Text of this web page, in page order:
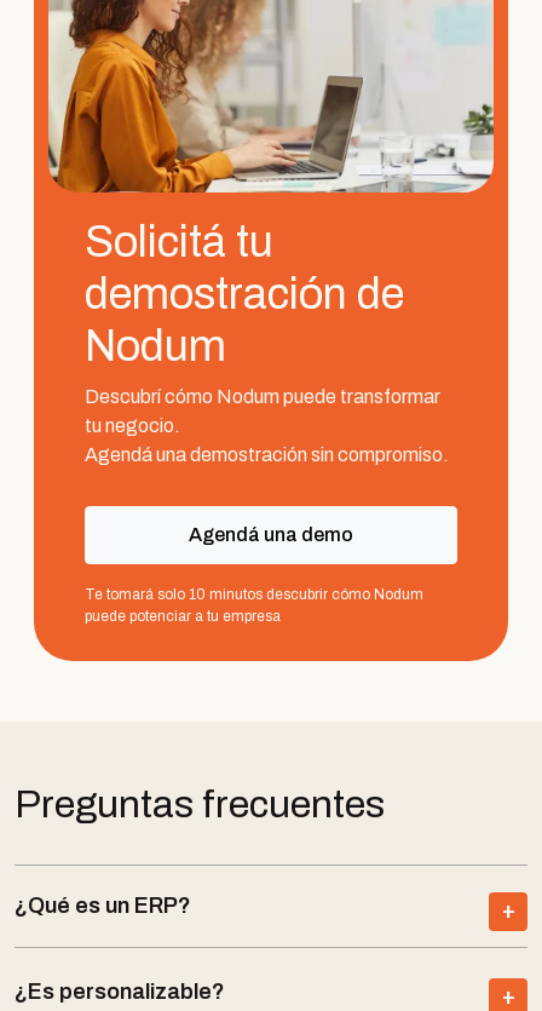
Solicitá tu
demostración de
Nodum
Descubrí cómo Nodum puede transformar
tu negocio.
Agendá una demostración sin compromiso.
Agendá una demo
Te tomará solo 10 minutos descubrir cómo Nodum
puede potenciar a tu empresa
Preguntas frecuentes
¿Qué es un ERP?
¿Es personalizable?